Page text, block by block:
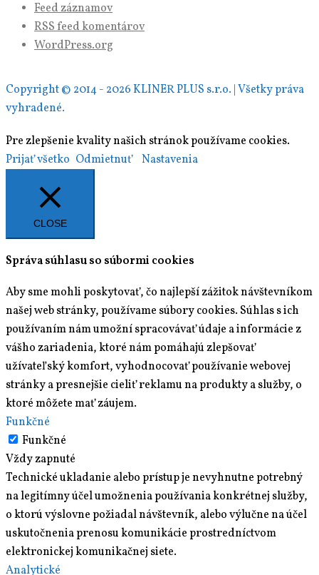
Feed záznamov
RSS feed komentárov
WordPress.org
Copyright © 2014 - 2026 KLINER PLUS s.r.o. | Všetky práva
vyhradené.
Pre zlepšenie kvality našich stránok používame cookies.
Prijať všetko Odmietnuť Nastavenia
CLOSE
Správa súhlasu so súbormi cookies
Aby sme mohli poskytovať, čo najlepší zážitok návštevníkom
našej web stránky, používame súbory cookies. Súhlas s ich
používaním nám umožní spracovávať údaje a informácie z
vášho zariadenia, ktoré nám pomáhajú zlepšovať
užívateľský komfort, vyhodnocovať používanie webovej
stránky a presnejšie cieliť reklamu na produkty a služby, o
ktoré môžete mať záujem.
Funkčné
Funkčné
Vždy zapnuté
Technické ukladanie alebo prístup je nevyhnutne potrebný
na legitímny účel umožnenia používania konkrétnej služby,
o ktorú výslovne požiadal návštevník, alebo výlučne na účel
uskutočnenia prenosu komunikácie prostredníctvom
elektronickej komunikačnej siete.
Analytické